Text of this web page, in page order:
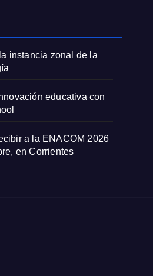
instancia zonal de la
educativa con
a la ENACOM 2026
en Corrientes